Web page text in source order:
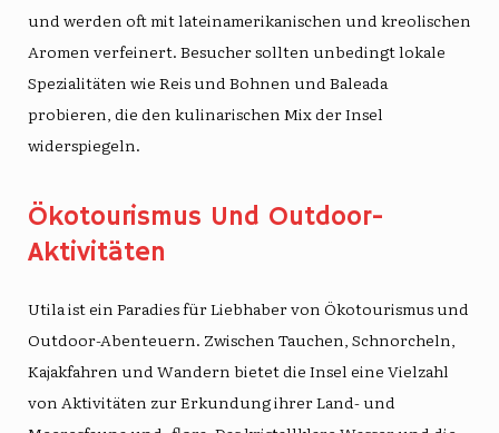
und werden oft mit lateinamerikanischen und kreolischen
Aromen verfeinert. Besucher sollten unbedingt lokale
Spezialitäten wie Reis und Bohnen und Baleada
probieren, die den kulinarischen Mix der Insel
widerspiegeln.
Ökotourismus Und Outdoor-
Aktivitäten
Utila ist ein Paradies für Liebhaber von Ökotourismus und
Outdoor-Abenteuern. Zwischen Tauchen, Schnorcheln,
Kajakfahren und Wandern bietet die Insel eine Vielzahl
von Aktivitäten zur Erkundung ihrer Land- und